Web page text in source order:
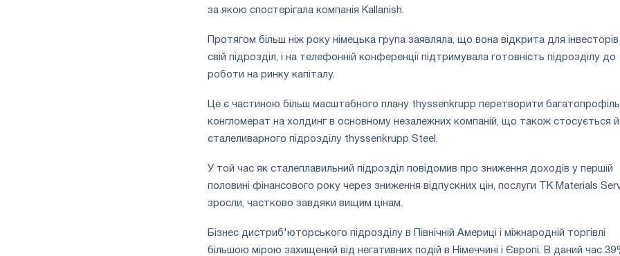
за якою спостерігала компанія Kallanish.
Протягом більш ніж року німецька група заявляла, що вона відкрита для
свій підрозділ, і на телефонній конференції підтримувала готовність підрозділу до
роботи на ринку капіталу.
Це є частиною більш масштабного плану thyssenkrupp перетворити
конгломерат на холдинг в основному незалежних компаній, що також стосується
сталеливарного підрозділу thyssenkrupp Steel.
У той час як сталеплавильний підрозділ повідомив про зниження доходів у першій
половині фінансового року через зниження відпускних цін, послуги TK Materials
зросли, частково завдяки вищим цінам.
Бізнес дистриб'юторського підрозділу в Північній Америці і міжнародній торгівлі
більшою мірою захищений від негативних подій в Німеччині і Європі. В даний час